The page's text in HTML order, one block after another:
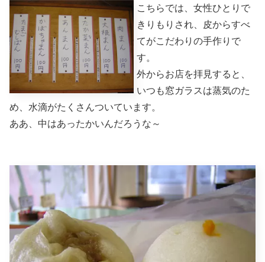
こちらでは、女性ひとりで
きりもりされ、皮からすべ
てがこだわりの手作りで
す。
外からお店を拝見すると、
いつも窓ガラスは蒸気のた
め、水滴がたくさんついています。
ああ、中はあったかいんだろうな～